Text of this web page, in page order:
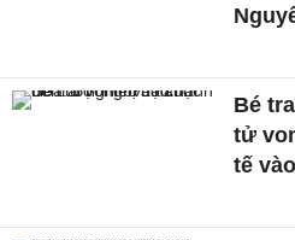
Bé
tử
tế